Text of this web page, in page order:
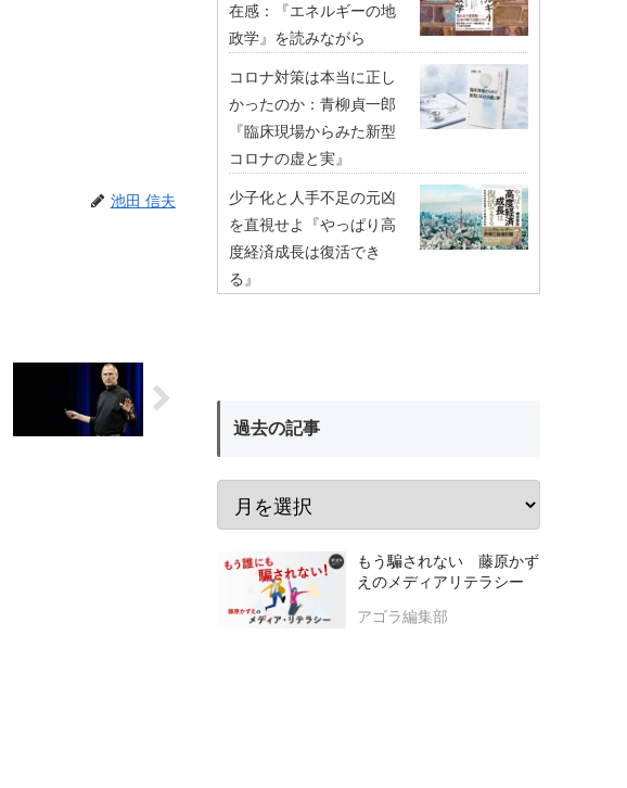
池田 信夫
在感：『エネルギーの地
政学』を読みながら
コロナ対策は本当に正し
かったのか：青柳貞一郎
『臨床現場からみた新型
コロナの虚と実』
少子化と人手不足の元凶
を直視せよ『やっぱり高
度経済成長は復活でき
る』
過去の記事
もう騙されない 藤原かず
えのメディアリテラシー
アゴラ編集部